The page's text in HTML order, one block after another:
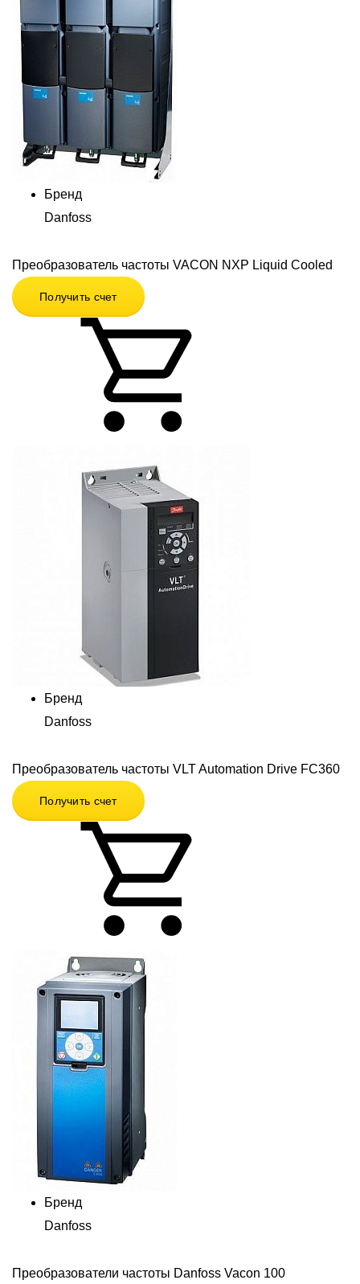
Бренд
Danfoss
Преобразователь частоты VACON NXP Liquid Cooled
Получить счет
Бренд
Danfoss
Преобразователь частоты VLT Automation Drive FC360
Получить счет
Бренд
Danfoss
Преобразователи частоты Danfoss Vacon 100